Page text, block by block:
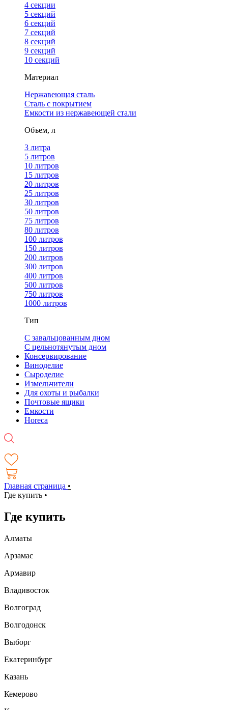
4 cекции
5 секций
6 секций
7 секций
8 секций
9 секций
10 секций
Материал
Нержавеющая сталь
Сталь с покрытием
Емкости из нержавеющей стали
Объем, л
3 литра
5 литров
10 литров
15 литров
20 литров
25 литров
30 литров
50 литров
75 литров
80 литров
100 литров
150 литров
200 литров
300 литров
400 литров
500 литров
750 литров
1000 литров
Тип
С завальцованным дном
С цельнотянутым дном
Консервирование
Виноделие
Сыроделие
Измельчители
Для охоты и рыбалки
Почтовые ящики
Емкости
Horeca
Главная страница •
Где купить •
Где купить
Алматы
Арзамас
Армавир
Владивосток
Волгоград
Волгодонск
Выборг
Екатеринбург
Казань
Кемерово